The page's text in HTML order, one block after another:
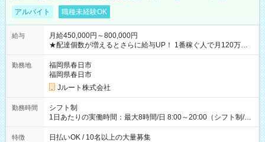
アルバイト 職種未経験OK
給与
月給450,000円～800,000円
★配達個数が増えるとさらに給与UP！ 1番稼ぐ人で月120万ほ
ど！ ・主要都市エリア 月収55万円／週5日稼働 月収65万~112
万円／週6日稼働 ・地方郊外エリア 月収40万円／週5日稼働 月
収40万円~50万円／週6日稼働 ＜モデルイメージ＞ ■月収50万
円 (27歳男性/江東区在住)※元建築関係 1日150個配達×25日勤務
(日休み) ■月収80万円(43歳男性/墨田区在住)※元営業 1日200個
勤務地
福岡県春日市
福岡県春日市
Jルート株式会社
勤務時間
シフト制
1日あたりの実働時間：最大8時間/日 8:00～20:00（シフト制/実
働8時間） ※週5日勤務（場所次第では週4も有り） ※配達状況
によって時間外での勤務可能性有り ※案件により多少の前後あ
特徴 日払いOK / 10名以上の大量募集